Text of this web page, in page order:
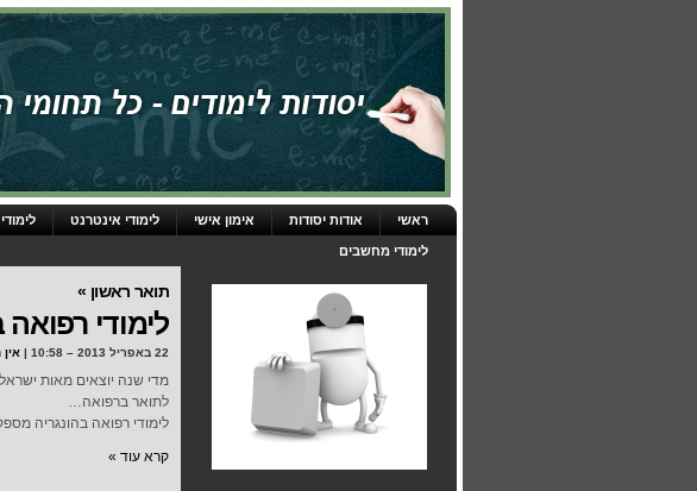
ראשי אודות יסודות אימון אישי לימודי אינטרנט
לימודי מחשבים
תואר ראשון »
לימודי רפואה
22 באפריל 2013 – 10:58 | אין
מדי שנה יוצאים מאות
לתואר ברפואה…
לימודי רפואה בהונגריה
קרא עוד »